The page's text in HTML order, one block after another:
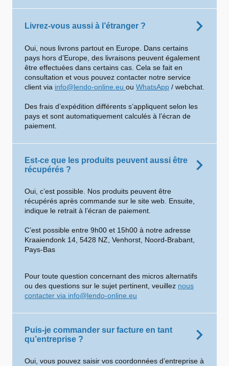
Livrez-vous aussi à l’étranger ?
Oui, nous livrons partout en Europe. Dans certains
pays hors d’Europe, des livraisons peuvent également
être effectuées dans certains cas. Cela se fait en
consultation et vous pouvez contacter notre service
client via info@lendo-online.eu ou WhatsApp / webchat.
Des frais d’expédition différents s’appliquent selon les
pays et sont automatiquement calculés à l’écran de
paiement.
Est-ce que les produits peuvent aussi être
récupérés ?
Oui, c’est possible. Nos produits peuvent être
récupérés après commande sur le site web. Ensuite,
indique le retrait à l’écran de paiement.
C’est possible entre 9h00 et 15h00 à notre adresse
Kraaiendonk 14, 5428 NZ, Venhorst, Noord-Brabant,
Pays-Bas
Pour toute question concernant des micros alternatifs
ou des questions sur le sujet pertinent, veuillez nous
contacter via info@lendo-online.eu
Puis-je commander sur facture en tant
qu’entreprise ?
Oui, vous pouvez saisir vos coordonnées d’entreprise à